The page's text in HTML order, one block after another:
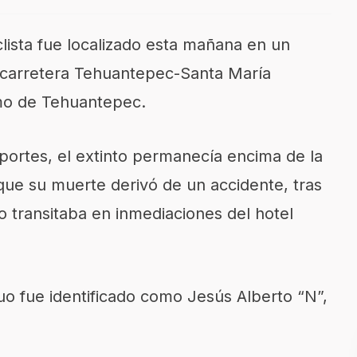
fue localizado esta mañana en un
Tehuantepec-Santa María
de Tehuantepec.
el extinto permanecía encima de la
su muerte derivó de un accidente, tras
en inmediaciones del hotel
fue identificado como Jesús Alberto “N”,